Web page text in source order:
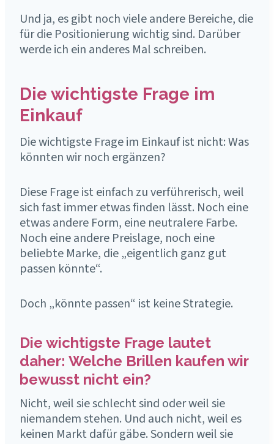
Und ja, es gibt noch viele andere Bereiche, die
für die Positionierung wichtig sind. Darüber
werde ich ein anderes Mal schreiben.
Die wichtigste Frage im
Einkauf
Die wichtigste Frage im Einkauf ist nicht: Was
könnten wir noch ergänzen?
Diese Frage ist einfach zu verführerisch, weil
sich fast immer etwas finden lässt. Noch eine
etwas andere Form, eine neutralere Farbe.
Noch eine andere Preislage, noch eine
beliebte Marke, die „eigentlich ganz gut
passen könnte“.
Doch „könnte passen“ ist keine Strategie.
Die wichtigste Frage lautet
daher: Welche Brillen kaufen wir
bewusst nicht ein?
Nicht, weil sie schlecht sind oder weil sie
niemandem stehen. Und auch nicht, weil es
keinen Markt dafür gäbe. Sondern weil sie